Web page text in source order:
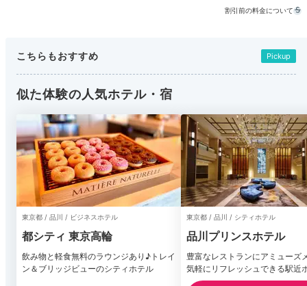
割引前の料金について
こちらもおすすめ Pickup
似た体験の人気ホテル・宿
東京都 / 品川 / ビジネスホテル
都シティ 東京高輪
飲み物と軽食無料のラウンジあり♪トレイ
ン＆ブリッジビューのシティホテル
東京都 / 品川 / シティホテル
品川プリンスホテル
豊富なレストランにアミューズ
気軽にリフレッシュできる駅近